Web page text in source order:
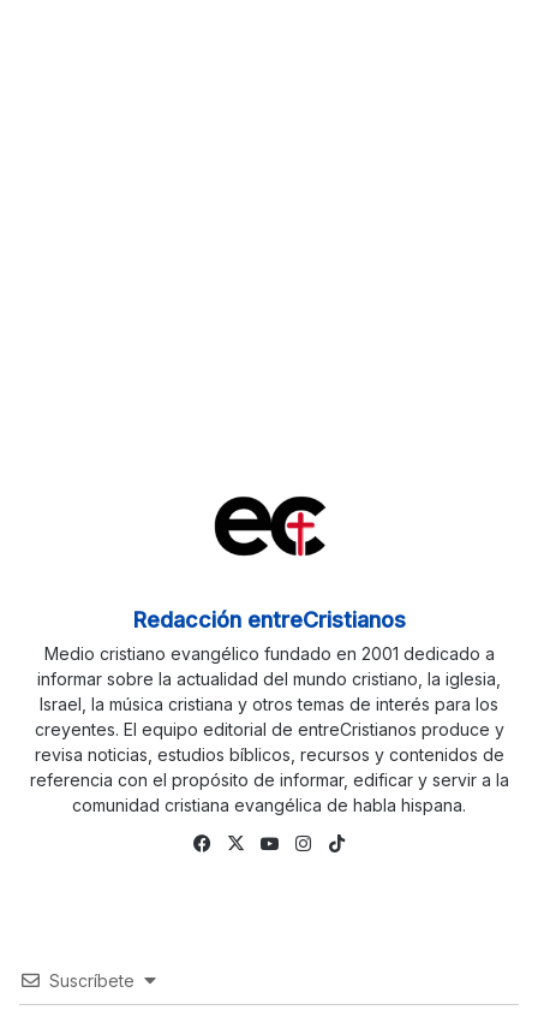
Redacción entreCristianos
Medio cristiano evangélico fundado en 2001 dedicado a
informar sobre la actualidad del mundo cristiano, la iglesia,
Israel, la música cristiana y otros temas de interés para los
creyentes. El equipo editorial de entreCristianos produce y
revisa noticias, estudios bíblicos, recursos y contenidos de
referencia con el propósito de informar, edificar y servir a la
comunidad cristiana evangélica de habla hispana.
Fa
X
Yo
Ins
Suscríbete